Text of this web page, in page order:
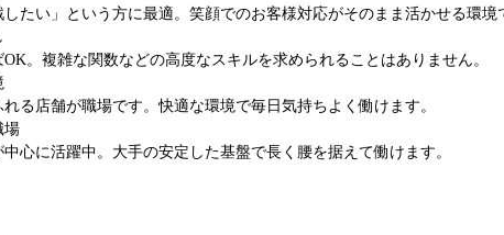
したい」という方に最適。笑顔でのお客様対応がそのまま活かせる環境
。複雑な関数などの高度なスキルを求められることはありません。
る店舗が職場です。快適な環境で毎日気持ちよく働けます。
場
心に活躍中。大手の安定した基盤で長く腰を据えて働けます。